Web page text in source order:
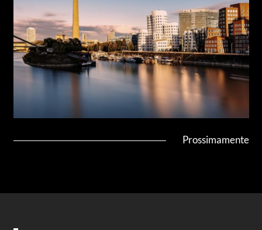
Prossimamente